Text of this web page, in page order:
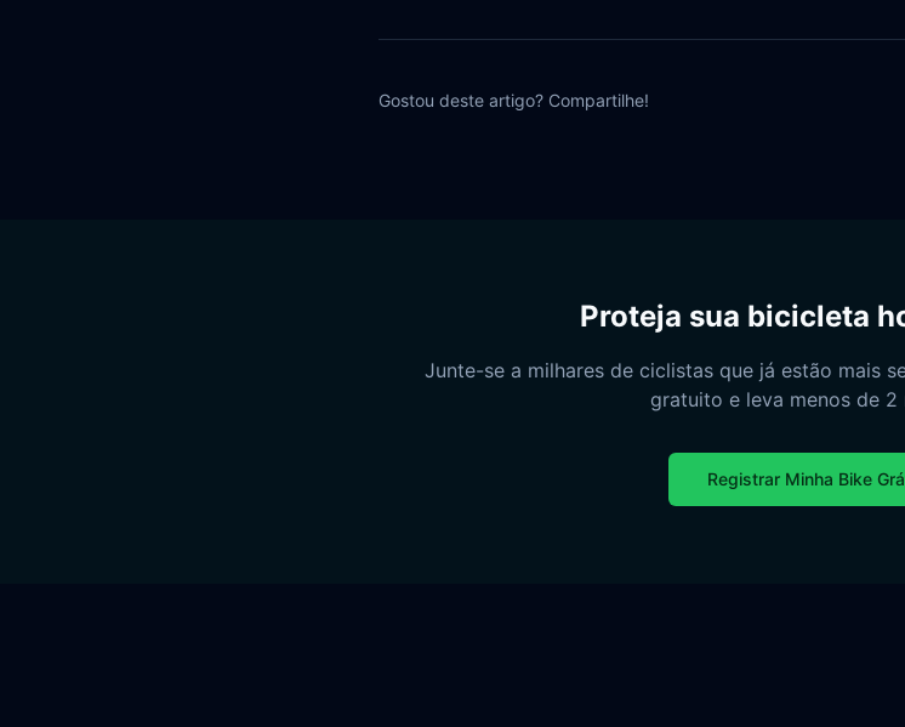
Gostou deste artigo? Compartilhe!
Proteja sua bicicleta
Junte-se a milhares de ciclistas que já estão mais
gratuito e leva menos de 2
Registrar Minha Bike